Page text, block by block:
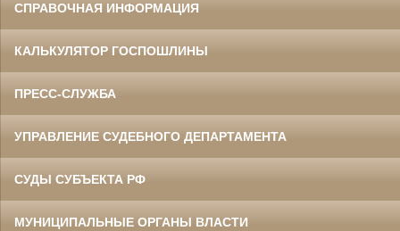
СПРАВОЧНАЯ ИНФОРМАЦИЯ
КАЛЬКУЛЯТОР ГОСПОШЛИНЫ
ПРЕСС-СЛУЖБА
УПРАВЛЕНИЕ СУДЕБНОГО ДЕПАРТАМЕНТА
СУДЫ СУБЪЕКТА РФ
МУНИЦИПАЛЬНЫЕ ОРГАНЫ ВЛАСТИ